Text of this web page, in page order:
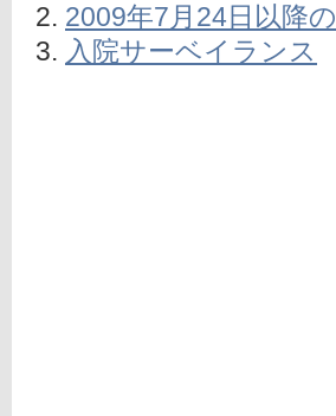
2009年7月24日以降
入院サーベイランス